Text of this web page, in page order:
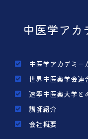
中医学アカ
中医学アカデミー
世界中医薬学会連
遼寧中医薬大学と
講師紹介
会社概要